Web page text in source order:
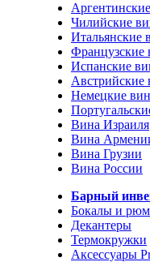
Чилийские
Итальянские
Французские
Испанские
Австрийские
Немецкие
Вина Израиля
Вина
Вина Грузии
Вина России
Барный
Бокалы и
Декантеры
Термокружки
Аксессуары